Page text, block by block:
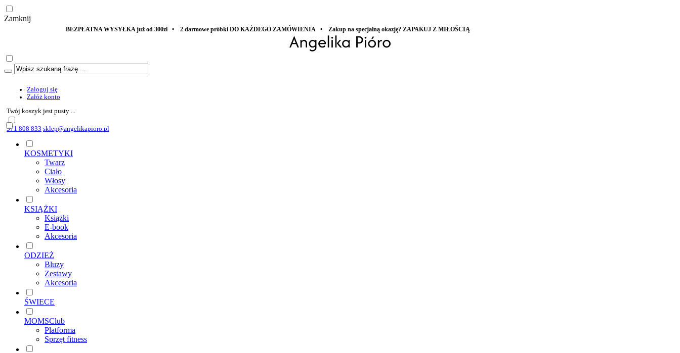
Zamknij
BEZPŁATNA WYSYŁKA już od 300zł • 2 darmowe próbki DO KAŻDEGO ZAMÓWIENIA • Zakup na specjalną okazję? ZAPAKUJ Z MIŁOŚCIĄ
Zaloguj się
Załóż konto
Twój koszyk jest pusty ...
571 808 833 sklep@angelikapioro.pl
KOSMETYKI
Twarz
Ciało
Włosy
Akcesoria
KSIĄŻKI
Książki
E-book
Akcesoria
ODZIEŻ
Bluzy
Zestawy
Akcesoria
ŚWIECE
MOMSClub
Platforma
Sprzęt fitness